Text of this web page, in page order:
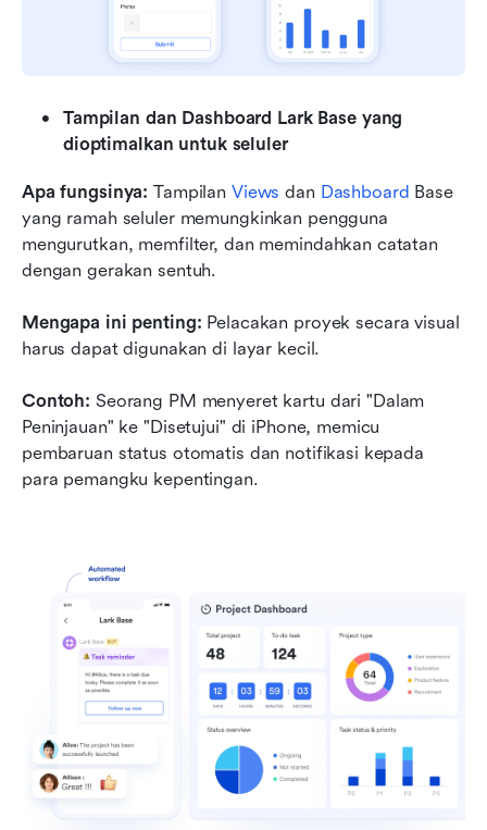
Tampilan dan Dashboard Lark Base yang
dioptimalkan untuk seluler
Apa fungsinya: Tampilan Views dan Dashboard Base
yang ramah seluler memungkinkan pengguna
mengurutkan, memfilter, dan memindahkan catatan
dengan gerakan sentuh.
Mengapa ini penting: Pelacakan proyek secara visual
harus dapat digunakan di layar kecil.
Contoh: Seorang PM menyeret kartu dari "Dalam
Peninjauan" ke "Disetujui" di iPhone, memicu
pembaruan status otomatis dan notifikasi kepada
para pemangku kepentingan.